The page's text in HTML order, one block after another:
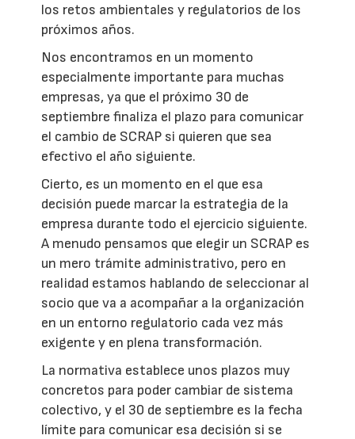
los retos ambientales y regulatorios de los
próximos años.
Nos encontramos en un momento
especialmente importante para muchas
empresas, ya que el próximo 30 de
septiembre finaliza el plazo para comunicar
el cambio de SCRAP si quieren que sea
efectivo el año siguiente.
Cierto, es un momento en el que esa
decisión puede marcar la estrategia de la
empresa durante todo el ejercicio siguiente.
A menudo pensamos que elegir un SCRAP es
un mero trámite administrativo, pero en
realidad estamos hablando de seleccionar al
socio que va a acompañar a la organización
en un entorno regulatorio cada vez más
exigente y en plena transformación.
La normativa establece unos plazos muy
concretos para poder cambiar de sistema
colectivo, y el 30 de septiembre es la fecha
límite para comunicar esa decisión si se